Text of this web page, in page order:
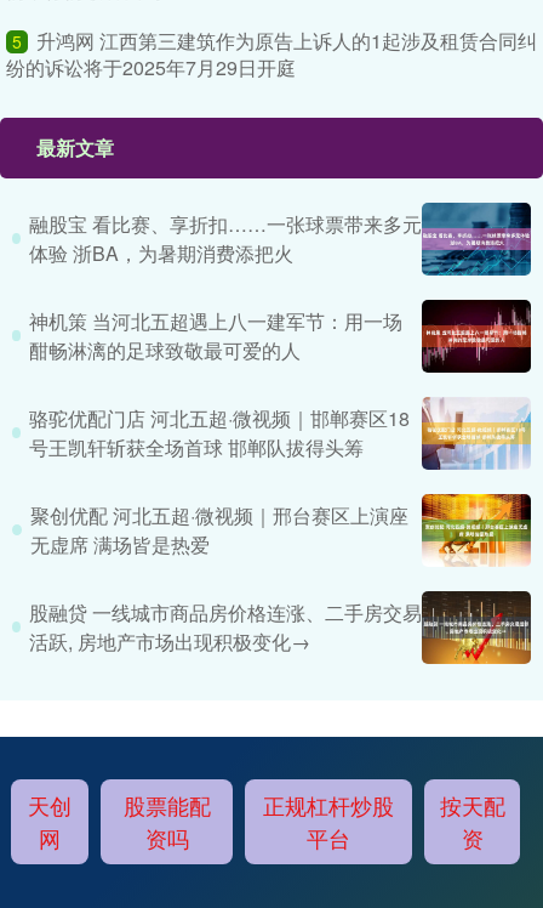
5
升鸿网 江西第三建筑作为原告上诉人的1起涉及租赁合同纠
纷的诉讼将于2025年7月29日开庭
最新文章
融股宝 看比赛、享折扣……一张球票带来多元
体验 浙BA，为暑期消费添把火
神机策 当河北五超遇上八一建军节：用一场
酣畅淋漓的足球致敬最可爱的人
骆驼优配门店 河北五超·微视频｜邯郸赛区18
号王凯轩斩获全场首球 邯郸队拔得头筹
聚创优配 河北五超·微视频｜邢台赛区上演座
无虚席 满场皆是热爱
股融贷 一线城市商品房价格连涨、二手房交易
活跃, 房地产市场出现积极变化→
天创
网
股票能配
资吗
正规杠杆炒股
平台
按天配
资